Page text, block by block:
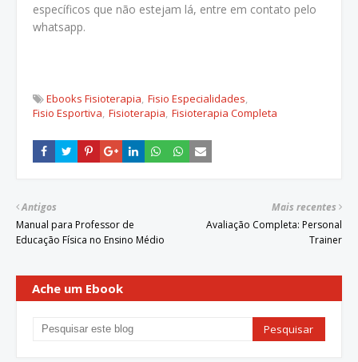
específicos que não estejam lá, entre em contato pelo
whatsapp.
Ebooks Fisioterapia Fisio Especialidades
Fisio Esportiva Fisioterapia Fisioterapia Completa
Mais recentes
Avaliação Completa: Personal
Trainer
Antigos
Manual para Professor de
Educação Física no Ensino Médio
Ache um Ebook